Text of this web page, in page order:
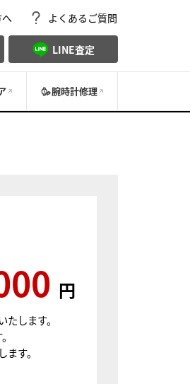
よくあるご質問
LINE査定
腕時計修理
円
します。
す。